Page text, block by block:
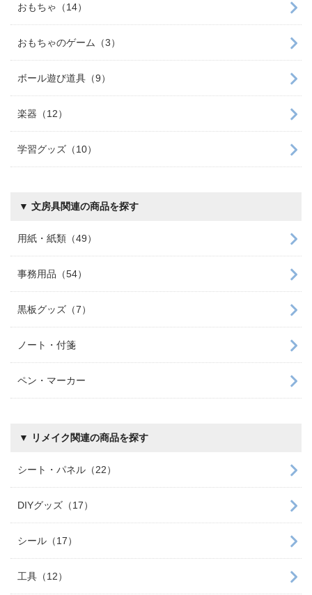
おもちゃ（14）
おもちゃのゲーム（3）
ボール遊び道具（9）
楽器（12）
学習グッズ（10）
▼ 文房具関連の商品を探す
用紙・紙類（49）
事務用品（54）
黒板グッズ（7）
ノート・付箋
ペン・マーカー
▼ リメイク関連の商品を探す
シート・パネル（22）
DIYグッズ（17）
シール（17）
工具（12）